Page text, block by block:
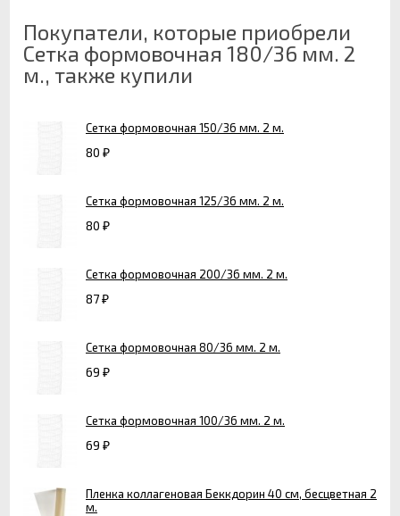
Покупатели, которые приобрели
Сетка формовочная 180/36 мм. 2
м., также купили
Сетка формовочная 150/36 мм. 2 м.
80 ₽
Сетка формовочная 125/36 мм. 2 м.
80 ₽
Сетка формовочная 200/36 мм. 2 м.
87 ₽
Сетка формовочная 80/36 мм. 2 м.
69 ₽
Сетка формовочная 100/36 мм. 2 м.
69 ₽
Пленка коллагеновая Беккдорин 40 см, бесцветная 2
м.